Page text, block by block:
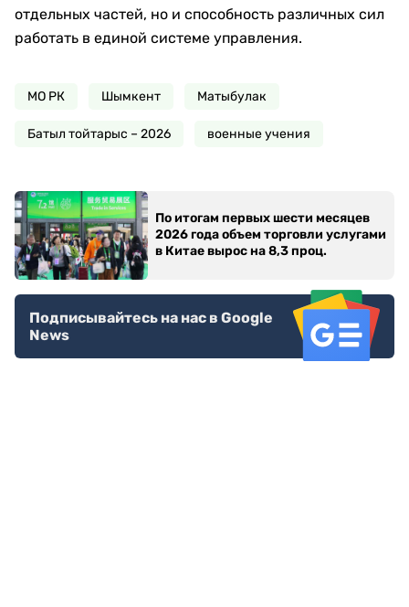
отдельных частей, но и способность различных сил
работать в единой системе управления.
МО РК Шымкент Матыбулак
Батыл тойтарыс – 2026 военные учения
По итогам первых шести месяцев
2026 года объем торговли услугами
в Китае вырос на 8,3 проц.
Подписывайтесь на нас в Google
News